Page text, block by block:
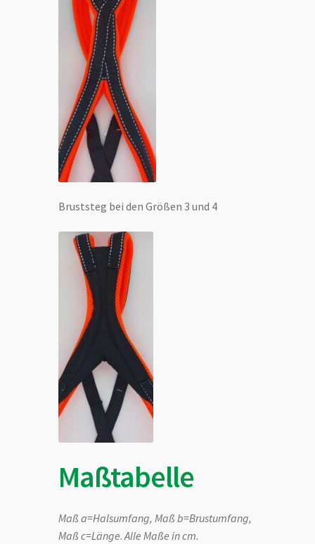
Bruststeg bei den Größen 3 und 4
Maßtabelle
Maß a=Halsumfang, Maß b=Brustumfang,
Maß c=Länge.Alle Maße in cm.